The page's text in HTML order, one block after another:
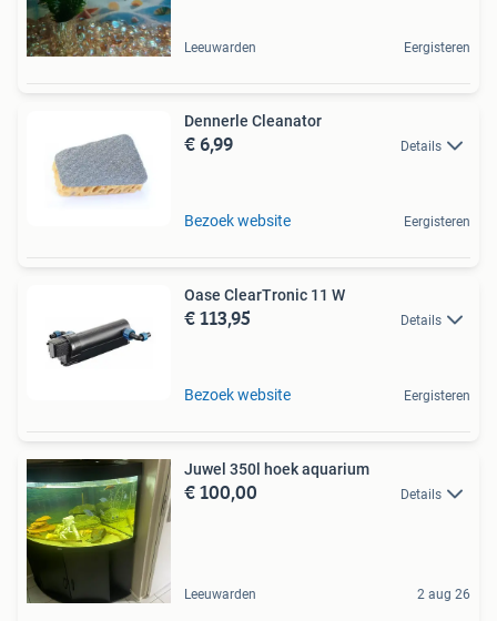
Leeuwarden Eergisteren
Dennerle Cleanator
€ 6,99 Details
Bezoek website Eergisteren
Oase ClearTronic 11 W
€ 113,95 Details
Bezoek website Eergisteren
Juwel 350l hoek aquarium
€ 100,00 Details
Leeuwarden 2 aug 26